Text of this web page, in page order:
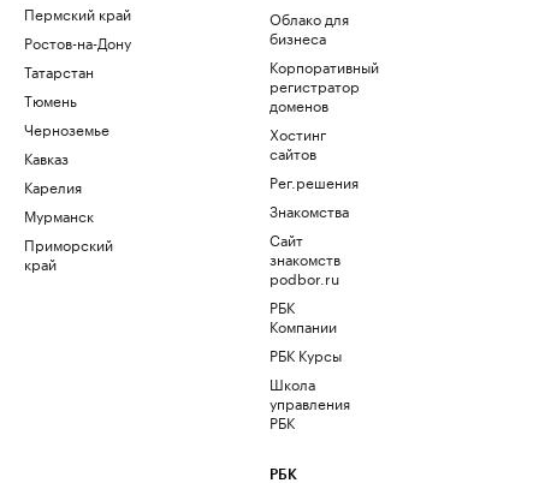
Пермский край
Ростов-на-Дону
Татарстан
Тюмень
Черноземье
Кавказ
Карелия
Мурманск
Приморский
край
Облако для
бизнеса
Корпоративный
регистратор
доменов
Хостинг
сайтов
Рег.решения
Знакомства
Сайт
знакомств
podbor.ru
РБК
Компании
РБК Курсы
Школа
управления
РБК
РБК